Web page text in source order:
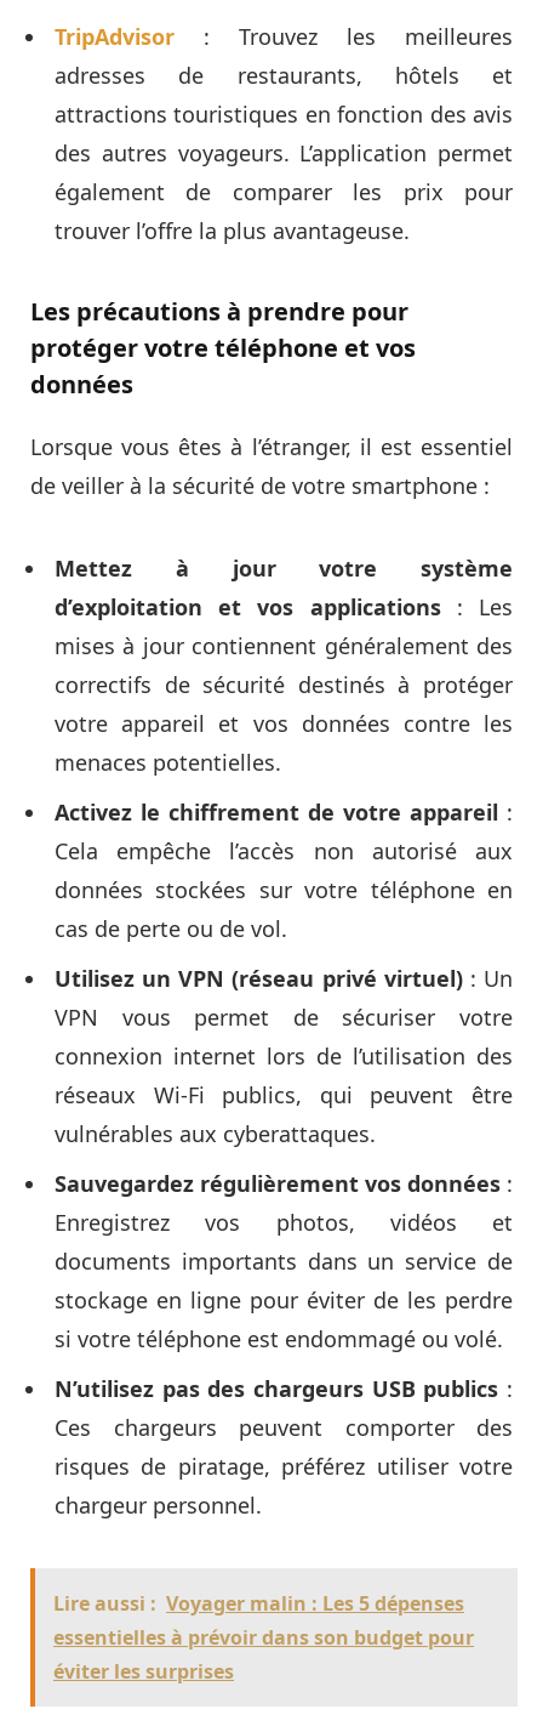
TripAdvisor
: Trouvez les meilleures
adresses de restaurants, hôtels et
attractions touristiques en fonction des avis
des autres voyageurs. L’application permet
également de comparer les prix pour
trouver l’offre la plus avantageuse.
Les précautions à prendre pour
protéger votre téléphone et vos
données
Lorsque vous êtes à l’étranger, il est essentiel
de veiller à la sécurité de votre smartphone :
Mettez à jour votre système
d’exploitation et vos applications: Les
mises à jour contiennent généralement des
correctifs de sécurité destinés à protéger
votre appareil et vos données contre les
menaces potentielles.
Activez le chiffrement de votre appareil :
Cela empêche l’accès non autorisé aux
données stockées sur votre téléphone en
cas de perte ou de vol.
Utilisez un VPN (réseau privé virtuel): Un
VPN vous permet de sécuriser votre
connexion internet lors de l’utilisation des
réseaux Wi-Fi publics, qui peuvent être
vulnérables aux cyberattaques.
Sauvegardez régulièrement vos données :
Enregistrez vos photos, vidéos et
documents importants dans un service de
stockage en ligne pour éviter de les perdre
si votre téléphone est endommagé ou volé.
N’utilisez pas des chargeurs USB publics :
Ces chargeurs peuvent comporter des
risques de piratage, préférez utiliser votre
chargeur personnel.
Lire aussi : Voyager malin : Les 5 dépenses
essentielles à prévoir dans son budget pour
éviter les surprises